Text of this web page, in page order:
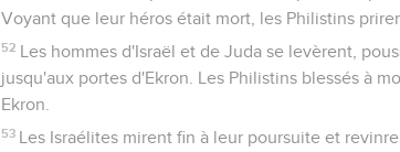
Voyant que leur héros était mort, les Philistins
52 Les hommes d'Israël et de Juda se levèrent,
jusqu'aux portes d'Ekron. Les Philistins blessés à
Ekron.
53 Les Israélites mirent fin à leur poursuite et